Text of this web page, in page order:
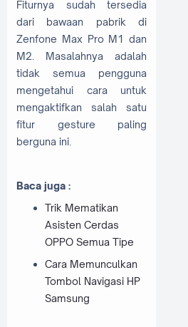
Fiturnya sudah tersedia
dari bawaan pabrik di
Zenfone Max Pro M1 dan
M2. Masalahnya adalah
tidak semua pengguna
mengetahui cara untuk
mengaktifkan salah satu
fitur gesture paling
berguna ini.
Baca juga :
Trik Mematikan
Asisten Cerdas
OPPO Semua Tipe
Cara Memunculkan
Tombol Navigasi HP
Samsung